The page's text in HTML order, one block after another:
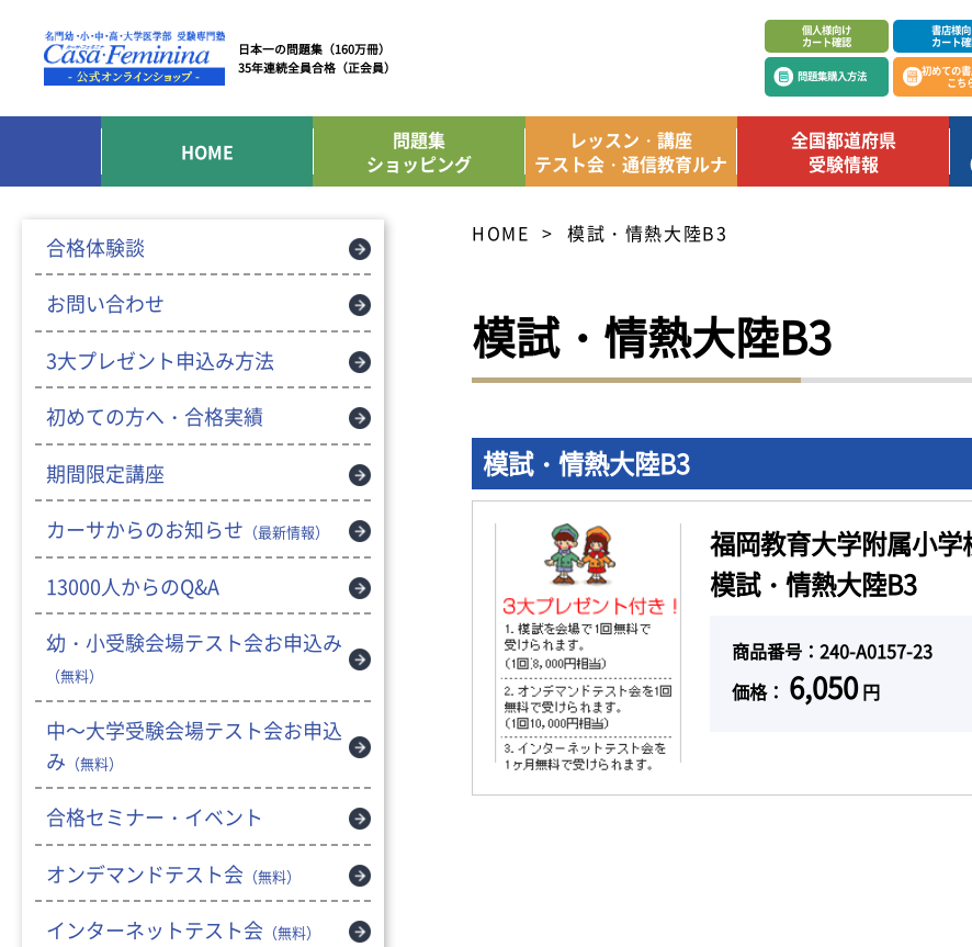
日本一の問題集（160万冊）
35年連続全員合格（正会員）
個人様向け
カート確認
書店様
カート
問題集購入方法 初めての
こち
HOME
問題集
ショッピング
レッスン・講座
テスト会・通信教育ルナ
全国都道府県
受験情報
HOME 模試・情熱大陸B3
模試・情熱大陸B3
模試・情熱大陸B3
福岡教育大学附属小
模試・情熱大陸B3
商品番号：240-A0157-23
価格： 6,050円
合格体験談
お問い合わせ
3大プレゼント申込み方法
初めての方へ・合格実績
期間限定講座
カーサからのお知らせ （最新情報）
13000人からのQ&A
幼・小受験会場テスト会お申込み
（無料）
中～大学受験会場テスト会お申込
み （無料）
合格セミナー・イベント
オンデマンドテスト会 （無料）
インターネットテスト会 （無料）